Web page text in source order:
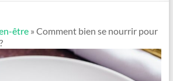
être» Comment bien se nourrir pour